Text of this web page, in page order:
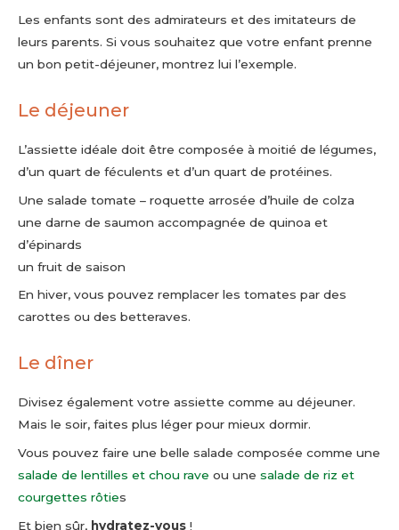
Les enfants sont des admirateurs et des imitateurs de
leurs parents. Si vous souhaitez que votre enfant prenne
un bon petit-déjeuner, montrez lui l’exemple.
Le déjeuner
L’assiette idéale doit être composée à moitié de légumes,
d’un quart de féculents et d’un quart de protéines.
Une salade tomate – roquette arrosée d’huile de colza
une darne de saumon accompagnée de quinoa et
d’épinards
un fruit de saison
En hiver, vous pouvez remplacer les tomates par des
carottes ou des betteraves.
Le dîner
Divisez également votre assiette comme au déjeuner.
Mais le soir, faites plus léger pour mieux dormir.
Vous pouvez faire une belle salade composée comme une
salade de lentilles et chou rave ou une salade de riz et
courgettes rôties
Et bien sûr, hydratez-vous !